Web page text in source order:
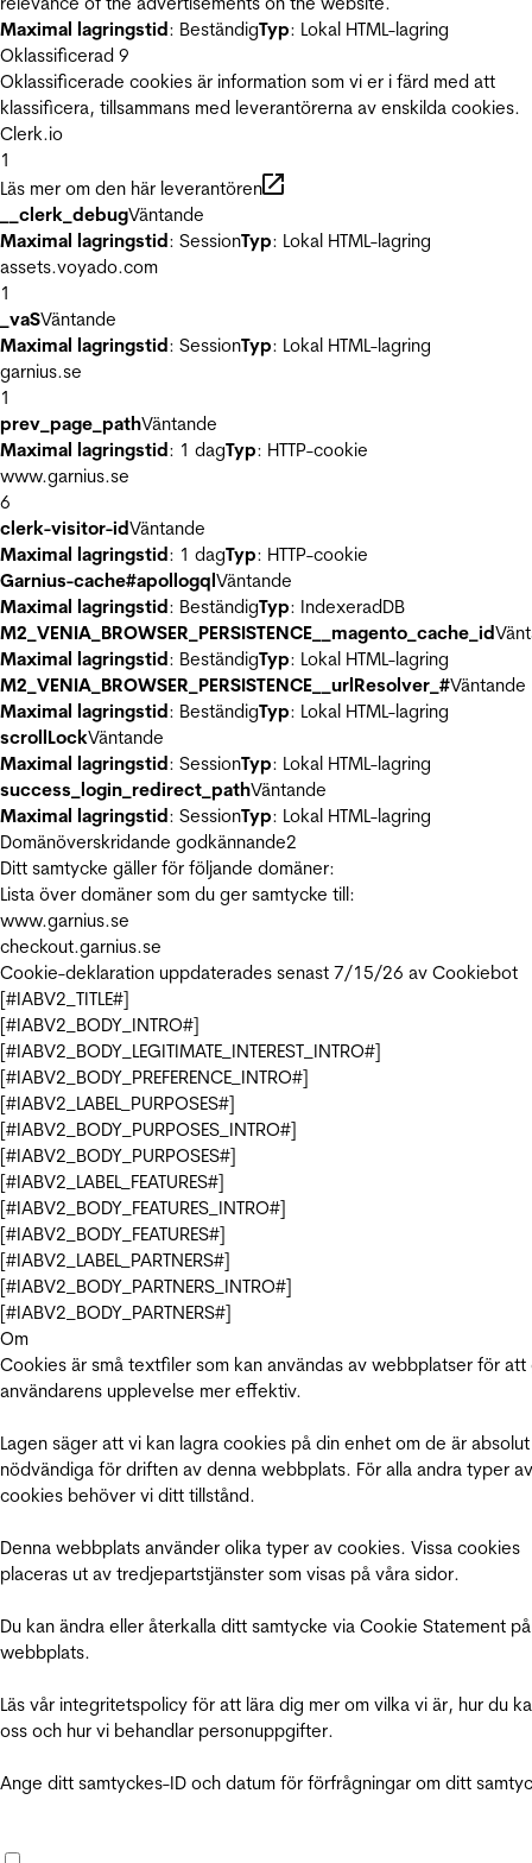
Maximal lagringstid: BeständigTyp: Lokal HTML-lagring
Oklassificerad 9
Oklassificerade cookies är information som vi er i färd med att
klassificera, tillsammans med leverantörerna av enskilda cookies.
Clerk.io
1
Läs mer om den här leverantören
__clerk_debugVäntande
Maximal lagringstid: SessionTyp: Lokal HTML-lagring
assets.voyado.com
1
_vaSVäntande
Maximal lagringstid: SessionTyp: Lokal HTML-lagring
garnius.se
1
prev_page_pathVäntande
Maximal lagringstid: 1 dagTyp: HTTP-cookie
www.garnius.se
6
clerk-visitor-idVäntande
Maximal lagringstid: 1 dagTyp: HTTP-cookie
Garnius-cache#apollogqlVäntande
Maximal lagringstid: BeständigTyp: IndexeradDB
M2_VENIA_BROWSER_PERSISTENCE__magento_cache_id
Maximal lagringstid: BeständigTyp: Lokal HTML-lagring
M2_VENIA_BROWSER_PERSISTENCE__urlResolver_#Väntande
Maximal lagringstid: BeständigTyp: Lokal HTML-lagring
scrollLockVäntande
Maximal lagringstid: SessionTyp: Lokal HTML-lagring
success_login_redirect_pathVäntande
Maximal lagringstid: SessionTyp: Lokal HTML-lagring
Domänöverskridande godkännande2
Ditt samtycke gäller för följande domäner:
Lista över domäner som du ger samtycke till:
www.garnius.se
checkout.garnius.se
Cookie-deklaration uppdaterades senast 7/15/26 av Cookiebot
[#IABV2_TITLE#]
[#IABV2_BODY_INTRO#]
[#IABV2_BODY_LEGITIMATE_INTEREST_INTRO#]
[#IABV2_BODY_PREFERENCE_INTRO#]
[#IABV2_LABEL_PURPOSES#]
[#IABV2_BODY_PURPOSES_INTRO#]
[#IABV2_BODY_PURPOSES#]
[#IABV2_LABEL_FEATURES#]
[#IABV2_BODY_FEATURES_INTRO#]
[#IABV2_BODY_FEATURES#]
[#IABV2_LABEL_PARTNERS#]
[#IABV2_BODY_PARTNERS_INTRO#]
[#IABV2_BODY_PARTNERS#]
Om
Cookies är små textfiler som kan användas av webbplatser för att
användarens upplevelse mer effektiv.
Lagen säger att vi kan lagra cookies på din enhet om de är absolut
nödvändiga för driften av denna webbplats. För alla andra typer av
cookies behöver vi ditt tillstånd.
Denna webbplats använder olika typer av cookies. Vissa cookies
placeras ut av tredjepartstjänster som visas på våra sidor.
Du kan ändra eller återkalla ditt samtycke via Cookie Statement
webbplats.
Läs vår integritetspolicy för att lära dig mer om vilka vi är, hur du
oss och hur vi behandlar personuppgifter.
Ange ditt samtyckes-ID och datum för förfrågningar om ditt